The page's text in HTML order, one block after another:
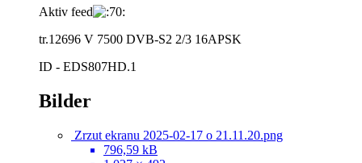
Aktiv feed
tr.12696 V 7500 DVB-S2 2/3 16APSK
ID - EDS807HD.1
Bilder
Zrzut ekranu 2025-02-17 o 21.11.20.png
796,59 kB